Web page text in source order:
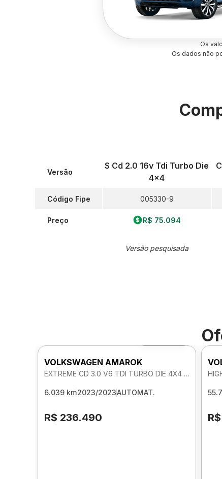
Os
Os dados não
Versão
Código Fipe
Preço
S Cd 2.0 16v Tdi Turbo Die
4x4
005330-9
R$ 75.094
Versão pesquisada
VOLKSWAGEN AMAROK
EXTREME CD 3.0 V6 TDI TURBO DIE 4X4 AUTOMATICO
6.039 km2023/2023AUTOMAT.
R$ 236.490